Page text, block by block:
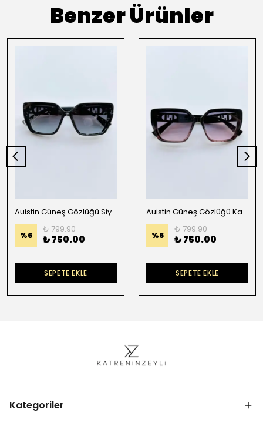
Benzer Ürünler
Auistin Güneş Gözlüğü Siyah Desenli Çerçeve Degradeli Mavi Cam
%6
₺ 799.90
₺ 750.00
SEPETE EKLE
Auistin Güneş Gözlüğü Kahverengi Desenli Çerçeve Pembe Cam
%6
₺ 799.90
₺ 750.00
SEPETE EKLE
Kategoriler